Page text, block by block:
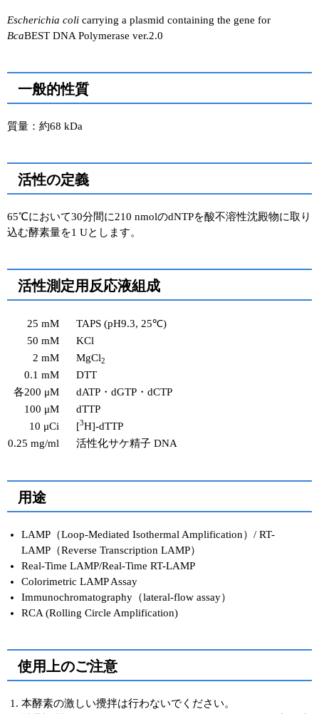
Escherichia coli carrying a plasmid containing the gene for
BcaBEST DNA Polymerase ver.2.0
一般的性質
質量：約68 kDa
活性の定義
65℃において30分間に210 nmolのdNTPを酸不溶性沈殿物に取り
込む酵素量を1 Uとします。
活性測定用反応液組成
25 mM
TAPS (pH9.3, 25℃)
50 mM
KCl
2 mM
MgCl2
0.1 mM
DTT
各200 μM
dATP・dGTP・dCTP
100 μM
dTTP
10 μCi
[3H]-dTTP
0.25 mg/ml
活性化サケ精子 DNA
用途
LAMP（Loop-Mediated Isothermal Amplification）/ RT-
LAMP（Reverse Transcription LAMP）
Real-Time LAMP/Real-Time RT-LAMP
Colorimetric LAMP Assay
Immunochromatography（lateral-flow assay）
RCA (Rolling Circle Amplification)
使用上のご注意
本酵素の激しい攪拌は行わないでください。